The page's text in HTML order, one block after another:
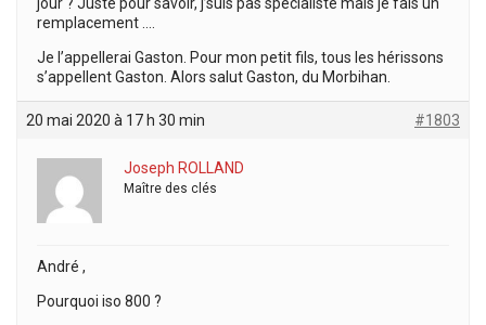
remplacement ….
Je l’appellerai Gaston. Pour mon petit fils, tous les hérissons
s’appellent Gaston. Alors salut Gaston, du Morbihan.
20 mai 2020 à 17 h 30 min #1803
Joseph ROLLAND
Maître des clés
André ,
Pourquoi iso 800 ?